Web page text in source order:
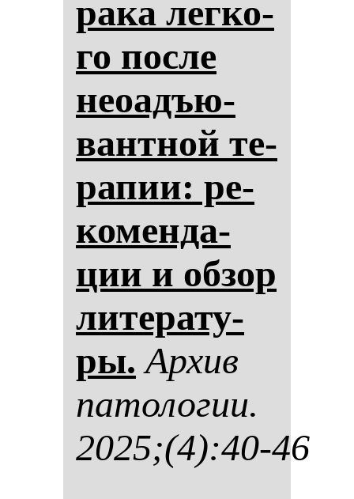
ра­ка лег­ко­
го пос­ле
неоадъю­
ван­тной те­
ра­пии: ре­
ко­мен­да­
ции и об­зор
ли­те­ра­ту­
ры. Ар­хив
па­то­ло­гии.
2025;(4):40-46